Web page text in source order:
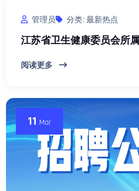
管理员 分类: 最新热点
阅读更多
11 Mar